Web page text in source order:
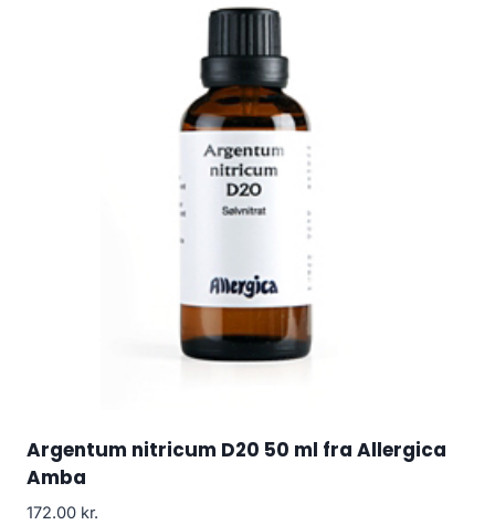
Argentum nitricum D20 50 ml fra Allergica
Amba
172.00 kr.